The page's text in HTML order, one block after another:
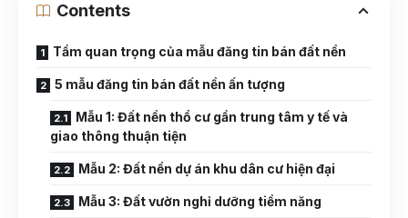
Contents
Tầm quan trọng của mẫu đăng tin bán đất nền
5 mẫu đăng tin bán đất nền ấn tượng
Mẫu 1: Đất nền thổ cư gần trung tâm y tế và
giao thông thuận tiện
Mẫu 2: Đất nền dự án khu dân cư hiện đại
Mẫu 3: Đất vườn nghỉ dưỡng tiềm năng